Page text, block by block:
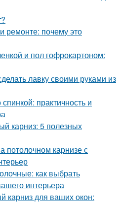
ремонте: почему это
и пол гофрокартоном:
лавку своими руками из
практичность и
карниз: 5 полезных
потолочном карнизе с
как выбрать
интерьера
карниз для ваших окон: